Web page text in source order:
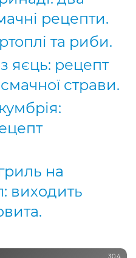
рецепти.
та риби.
яєць: рецепт
страви.
на
виходить